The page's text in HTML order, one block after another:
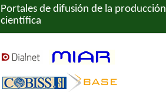
Portales de difusión de la producción
científica